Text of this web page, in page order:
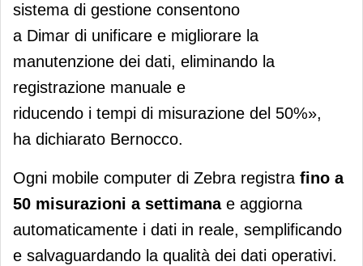
sistema di gestione consentono
a Dimar di unificare e migliorare la
manutenzione dei dati, eliminando la
registrazione manuale e
riducendo i tempi di misurazione del 50%»,
ha dichiarato Bernocco.
Ogni mobile computer di Zebra registra fino a
50 misurazioni a settimanae aggiorna
automaticamente i dati in reale, semplificando
e salvaguardando la qualità dei dati operativi.